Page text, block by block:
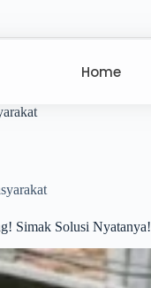
Home
Simak Solusi Nyatanya!